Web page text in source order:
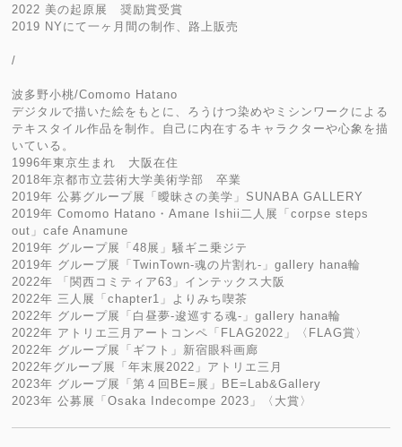
2022 美の起原展 奨励賞受賞
2019 NYにて一ヶ月間の制作、路上販売
/
波多野小桃/Comomo Hatano
デジタルで描いた絵をもとに、ろうけつ染めやミシンワークによる
テキスタイル作品を制作。自己に内在するキャラクターや心象を描
いている。
1996年東京生まれ 大阪在住
2018年京都市立芸術大学美術学部 卒業
2019年 公募グループ展「曖昧さの美学」SUNABA GALLERY
2019年 Comomo Hatano・Amane Ishii二人展「corpse steps
out」cafe Anamune
2019年 グループ展「48展」騒ギニ乗ジテ
2019年 グループ展「TwinTown-魂の片割れ-」gallery hana輪
2022年 「関西コミティア63」インテックス大阪
2022年 三人展「chapter1」よりみち喫茶
2022年 グループ展「白昼夢-逡巡する魂-」gallery hana輪
2022年 アトリエ三月アートコンペ「FLAG2022」〈FLAG賞〉
2022年 グループ展「ギフト」新宿眼科画廊
2022年グループ展「年末展2022」アトリエ三月
2023年 グループ展「第４回BE=展」BE=Lab&Gallery
2023年 公募展「Osaka Indecompe 2023」〈大賞〉